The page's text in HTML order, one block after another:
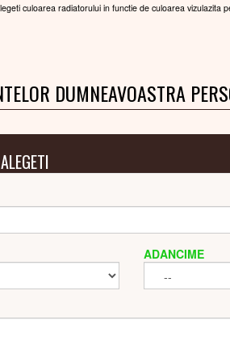
culoarea radiatorului in functie de culoarea vizulazita
DUMNEAVOASTRA
ALEGETI
ADANCIME